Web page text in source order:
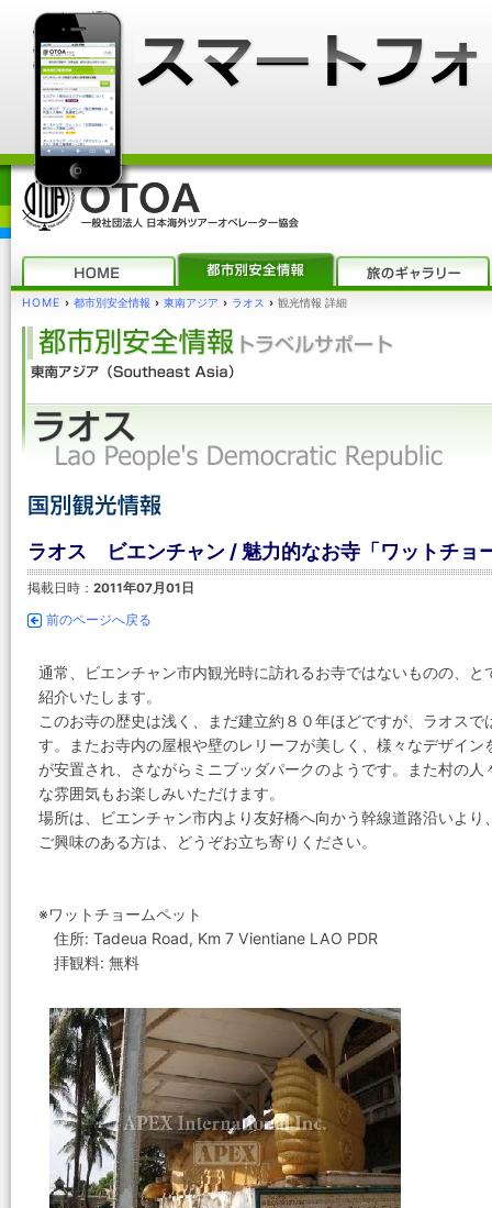
HOME › 都市別安全情報 › 東南アジア › ラオス › 観光情報 詳細
ラオス ビエンチャン / 魅力的なお寺「ワットチョ
掲載日時： 2011年07月01日
前のページへ戻る
通常、ビエンチャン市内観光時に訪れるお寺ではないものの、
紹介いたします。
このお寺の歴史は浅く、まだ建立約８０年ほどですが、ラオス
す。またお寺内の屋根や壁のレリーフが美しく、様々なデザイ
が安置され、さながらミニブッダパークのようです。また村の
な雰囲気もお楽しみいただけます。
場所は、ビエンチャン市内より友好橋へ向かう幹線道路沿いよ
ご興味のある方は、どうぞお立ち寄りください。
※ワットチョームペット
住所: Tadeua Road, Km 7 Vientiane LAO PDR
拝観料: 無料